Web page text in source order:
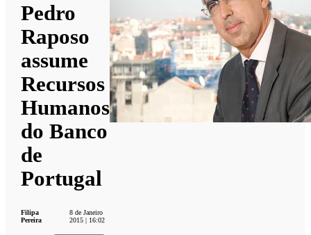
Pedro
Raposo
assume
Recursos
Humanos
do Banco
de
Portugal
Filipa
Pereira
8 de Janeiro
2015 | 16:02